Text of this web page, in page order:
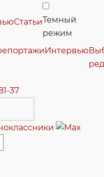
СтатьиТемный
режим
Интервью
37